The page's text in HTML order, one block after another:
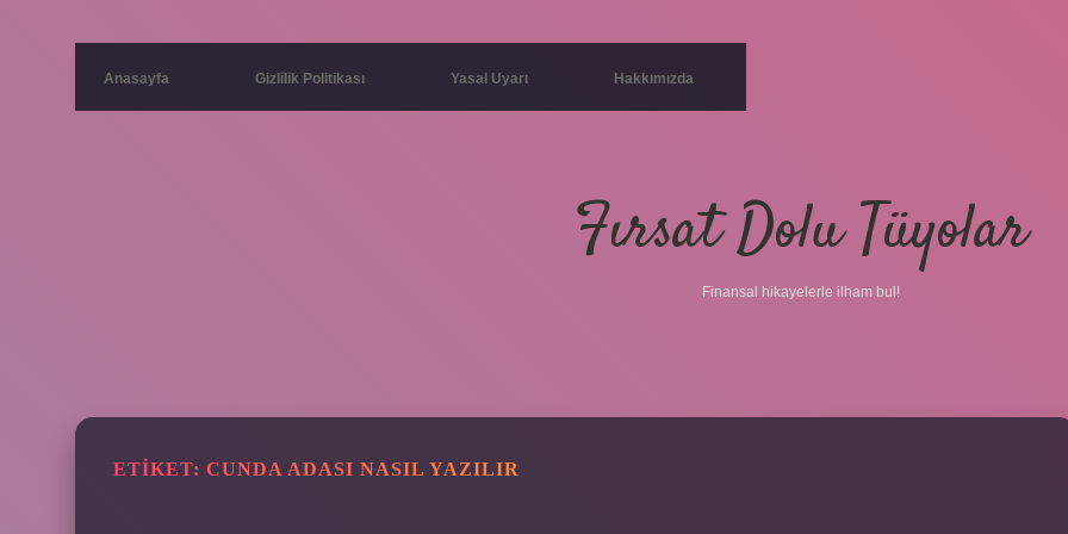
Anasayfa Gizlilik Politikası Yasal Uyarı Hakkımızda
Fırsat Dolu Tüyolar
Finansal hikayelerle ilham bul!
ETIKET: CUNDA ADASI NASIL YAZILIR